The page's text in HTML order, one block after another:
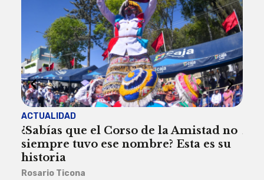
ACTUALIDAD
¿Sabías que el Corso de la Amistad no
siempre tuvo ese nombre? Esta es su
historia
Rosario Ticona